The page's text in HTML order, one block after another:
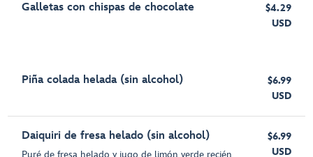
Galletas con chispas de chocolate
$4.29
USD
Piña colada helada (sin alcohol)
$6.99
USD
Daiquiri de fresa helado (sin alcohol)
$6.99
USD